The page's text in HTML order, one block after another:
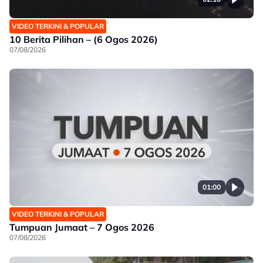
VIDEO TERKINI & POPULAR
10 Berita Pilihan – (6 Ogos 2026)
07/08/2026
01:00
VIDEO TERKINI & POPULAR
Tumpuan Jumaat – 7 Ogos 2026
07/08/2026